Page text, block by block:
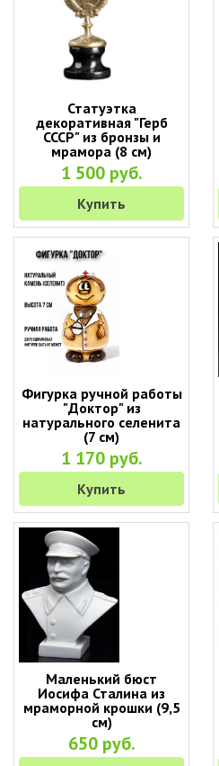
Статуэтка
декоративная "Герб
СССР" из бронзы и
мрамора (8 см)
1 500 руб.
Купить
Фигурка ручной работы
"Доктор" из
натурального селенита
(7 см)
1 170 руб.
Купить
Маленький бюст
Иосифа Сталина из
мраморной крошки (9,5
см)
650 руб.